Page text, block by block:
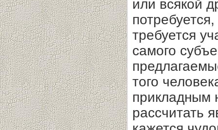
или всякой
требуется
самого
того
прикладным
рассчитать